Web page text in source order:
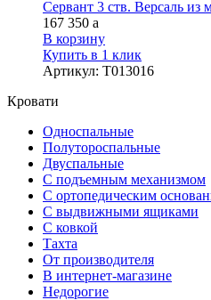
Сервант 3 ств. Версаль из
167 350 a
В корзину
Купить в 1 клик
Артикул: Т013016
Кровати
Односпальные
Полутороспальные
Двуспальные
С подъемным механизмом
С ортопедическим
С выдвижными ящиками
С ковкой
Тахта
От производителя
В интернет-магазине
Недорогие